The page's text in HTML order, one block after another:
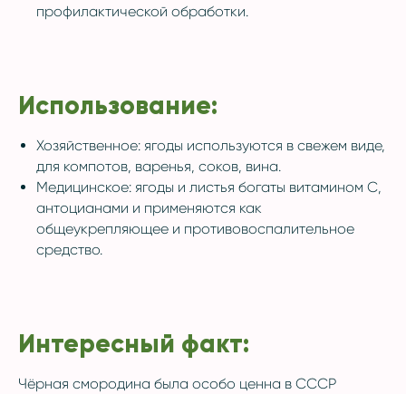
профилактической обработки.
Использование:
Хозяйственное: ягоды используются в свежем виде,
для компотов, варенья, соков, вина.
Медицинское: ягоды и листья богаты витамином C,
антоцианами и применяются как
общеукрепляющее и противовоспалительное
средство.
Интересный факт:
Чёрная смородина была особо ценна в СССР